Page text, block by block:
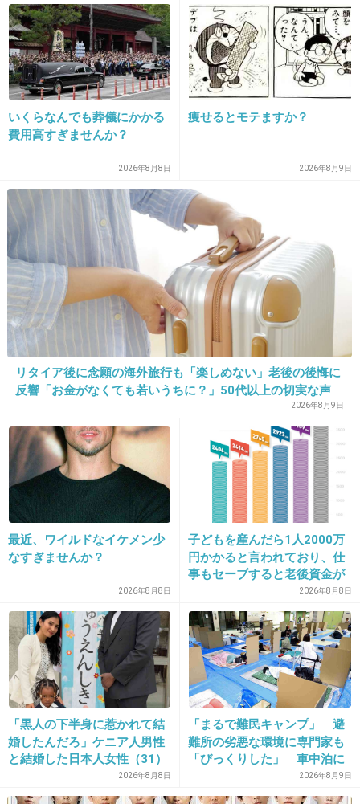
33. 匿名2026/07/08(水) 11:58:11
>>21
そう？職場では皆支持政党別だけど話する若い子は国民民
主と参政党支持の子多いけど税金取られすぎて嫌だとかで
話合うし
れいわ支持の子とかもいた
のは信用できない！だし年金で税金取られてないから
+2
34. 匿名 2026/07/08(水) 11:58:19
政治の話は家族ともしない
現政権に意見するのが政治について話す事みたいな印象操
作さえ感じるわ 納得してたらサイレントマジョリティー
にならず、声をあげて応援しようみたいなくだりもちゃん
とない限り、かなり偏った放送
家族
今やってる皇室典範改正の話は家族も近所もし
てる
みんな怒ってます
1件の返信
+20 -0
いくらなんでも葬儀にかかる
費用高すぎませんか？
2026年8月8日
痩せるとモテますか？
2026年8月9日
リタイア後に念願の海外旅行も「楽しめない」老後の後悔に
反響「お金がなくても若いうちに？」50代以上の切実な声
2026年8月9日
最近、ワイルドなイケメン少
なすぎませんか？
2026年8月8日
子どもを産んだら1人2000万
円かかると言われており、仕
事もセーブすると老後資金が
貯められない…一方、子育て
していない人は潤沢な資金で
悠々老後だと歪んでいるので
は？→様々な意見
2026年8月8日
「黒人の下半身に惹かれて結
婚したんだろ」ケニア人男性
と結婚した日本人女性（31）
に“誹謗中傷”殺到…本人が語
る、日本で感じる“外国人差
2026年8月8日
「まるで難民キャンプ」 避
難所の劣悪な環境に専門家も
「びっくりした」 車中泊に
もリスクが 「熱したフライ
パンに飛び込むようなもの」
2026年8月9日